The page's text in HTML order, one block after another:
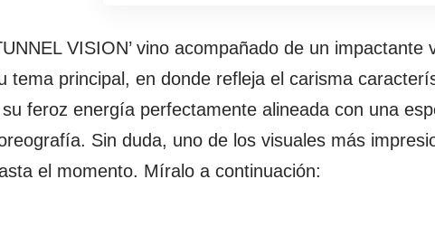
VISION’ vino acompañado de un impactante
tema principal, en donde refleja el carisma
feroz energía perfectamente alineada con una
Sin duda, uno de los visuales más
el momento. Míralo a continuación: